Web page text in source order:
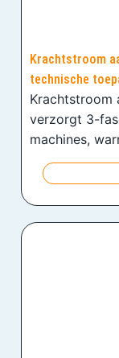
Krachtstroom
technische
Krachtstroom
verzorgt 3-
machines,